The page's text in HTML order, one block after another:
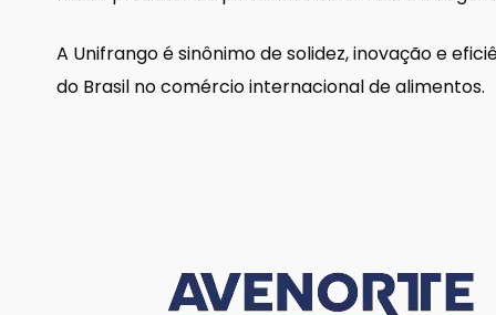
A Unifrango é sinônimo de solidez, inovação e
do Brasil no comércio internacional de alimentos.